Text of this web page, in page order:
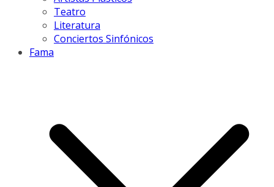
Teatro
Literatura
Conciertos Sinfónicos
Fama